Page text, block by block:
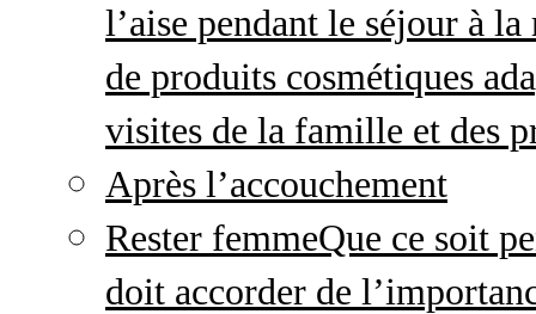
l’aise pendant le séjour à
de produits cosmétiques
visites de la famille et des
Après l’accouchement
Rester femmeQue ce soit
doit accorder de